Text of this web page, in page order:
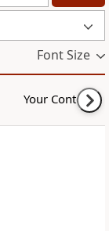
Font Size
Your Content